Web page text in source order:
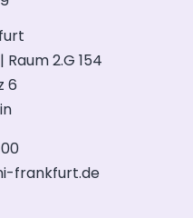
2.G 154
6
frankfurt.de